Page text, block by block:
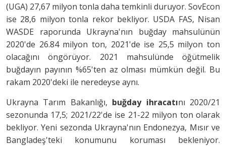
(UGA) 27,67 milyon tonla daha temkinli duruyor. SovEcon
ise 28,6 milyon tonla rekor bekliyor. USDA FAS, Nisan
WASDE raporunda Ukrayna'nın buğday mahsulünün
2020'de 26.84 milyon ton, 2021'de ise 25,5 milyon ton
olacağını öngörüyor. 2021 mahsulünde öğütmelik
buğdayın payının %65'ten az olması mümkün değil. Bu
rakam 2020'deki ile neredeyse aynı.
Ukrayna Tarım Bakanlığı, buğday ihracatını 2020/21
sezonunda 17,5; 2021/22'de ise 21-22 milyon ton olarak
bekliyor. Yeni sezonda Ukrayna'nın Endonezya, Mısır ve
Bangladeş'teki konumunu koruması bekleniyor.